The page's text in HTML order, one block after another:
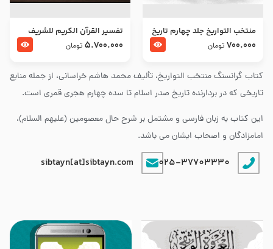
کتاب گرانسنگ منتخب التواريخ، تألیف محمد هاشم خراسانی، از جمله منابع
تاریخی که در بردارنده تاریخ صدر اسلام تا سده چهارم هجری قمری است.
این کتاب به زبان فارسی و مشتمل بر شرح حال معصومین (علیهم السلام)،
امامزادگان و اصحاب ایشان می باشد.
025-37703330
sibtayn[at]sibtayn.com
منتخب التواریخ جلد چهارم تاریخ
امام زین العابدین و امام محمد
700.000 تومان
تفسير القرآن الكريم للشريف
المرتضي قدس سرّه
5.700.000 تومان